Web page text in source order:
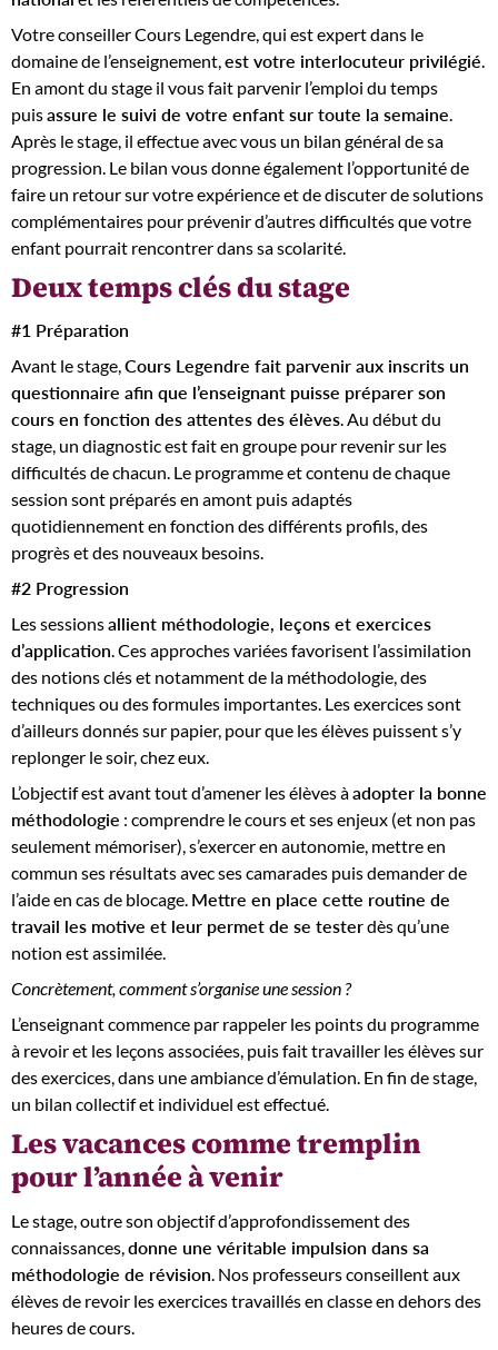
Votre conseiller Cours Legendre, qui est expert dans le
domaine de l’enseignement, est votre interlocuteur privilégié
En amont du stage il vous fait parvenir l’emploi du temps
puisassure le suivi de votre enfant sur toute la semaine
Après le stage, il effectue avec vous un bilan général de sa
progression. Le bilan vous donne également l’opportunité de
faire un retour sur votre expérience et de discuter de solutions
complémentaires pour prévenir d’autres difficultés que votre
enfant pourrait rencontrer dans sa scolarité.
Deux temps clés du stage
#1 Préparation
Avant le stage,Cours Legendre fait parvenir aux inscrits un
questionnaire afin que l’enseignant puisse préparer son
cours en fonction des attentes des élèves. Au début du
stage, un diagnostic est fait en groupe pour revenir sur les
difficultés de chacun. Le programme et contenu de chaque
session sont préparés en amont puis adaptés
quotidiennement en fonction des différents profils, des
progrès et des nouveaux besoins.
#2 Progression
Les sessionsallient méthodologie, leçons et exercices
d’application. Ces approches variées favorisent l’assimilation
des notions clés et notamment de la méthodologie, des
techniques ou des formules importantes. Les exercices sont
d’ailleurs donnés sur papier, pour que les élèves puissent s’y
replonger le soir, chez eux.
L’objectif est avant tout d’amener les élèves àadopter la bonne
méthodologie : comprendre le cours et ses enjeux (et non pas
seulement mémoriser), s’exercer en autonomie, mettre en
commun ses résultats avec ses camarades puis demander de
l’aide en cas de blocage. Mettre en place cette routine de
travail les motive et leur permet de se testerdès qu’une
notion est assimilée.
Concrètement, comment s’organise une session ?
L’enseignant commence par rappeler les points du programme
à revoir et les leçons associées, puis fait travailler les élèves sur
des exercices, dans une ambiance d’émulation. En fin de stage,
un bilan collectif et individuel est effectué.
Les vacances comme tremplin
pour l’année à venir
Le stage, outre son objectif d’approfondissement des
connaissances, donne une véritable impulsion dans sa
méthodologie de révision . Nos professeurs conseillent aux
élèves de revoir les exercices travaillés en classe en dehors des
heures de cours.